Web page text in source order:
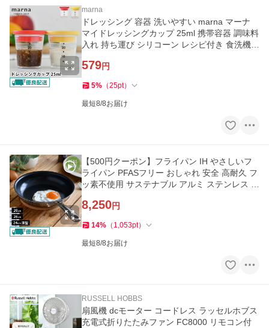
marna
ドレッシング 容器 洗いやすい marna マーナ
マイドレッシングカップ 25ml 携帯容器 調味料
入れ 持ち運び シリコーン レシピ付き 食洗機対
579円
5% （25pt）
最短8/8お届け
【500円クーポン】フライパン IH やさしいフ
ライパン PFASフリー おしゃれ 安全 高耐久 フ
ッ素不使用 サステナブル アルミ ステンレス 2
8,250円
14% （ 1,053pt）
最短8/8お届け
RUSSELL HOBBS
扇風機 dcモーター コードレス ラッセルホブス
充電式折りたたみファン FC8000 リモコン付